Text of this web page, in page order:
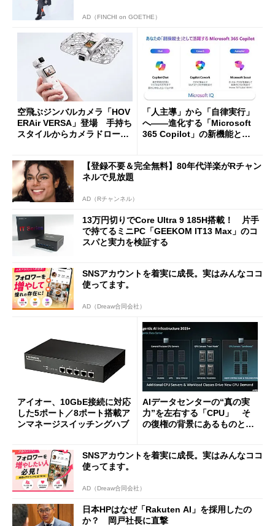
AD（FINCHI on GOETHE）
空飛ぶジンバルカメラ「HOV
ERAir VERSA」登場 手持ち
スタイルからカメラドローン
「人主導」から「自律実行」
へ――進化する「Microsoft
365 Copilot」の新機能とエ
【登録不要＆完全無料】80年代洋楽がRチャン
ネルで見放題
AD（Rチャンネル）
13万円切りでCore Ultra 9 185H搭載！ 片手
で持てるミニPC「GEEKOM IT13 Max」のコ
スパと実力を検証する
SNSアカウントを着実に成長。実はみんなココ
使ってます。
AD（Dreaw合同会社）
アイオー、10GbE接続に対応
した5ポート／8ポート搭載ア
ンマネージスイッチングハブ
AIデータセンターの“真の実
力”を左右する「CPU」 そ
の復権の背景にあるものと
SNSアカウントを着実に成長。実はみんなココ
使ってます。
AD（Dreaw合同会社）
日本HPはなぜ「Rakuten AI」を採用したの
か？ 岡戸社長に直撃